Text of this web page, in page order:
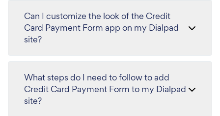
Can I customize the look of the Credit
Card Payment Form app on my Dialpad
site?
What steps do I need to follow to add
Credit Card Payment Form to my Dialpad
site?